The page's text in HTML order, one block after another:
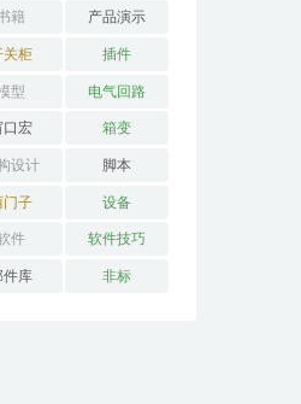
籍 产品演示
关柜 插件
型 电气回路
口宏 箱变
设计 脚本
门子 设备
件 软件技巧
件库 非标